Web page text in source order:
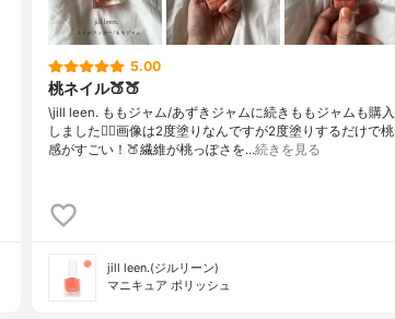
5.00
桃ネイル🍑🍑
\jill leen. ももジャム/あずきジャムに続きももジャムも購入
しました❤️‍🔥画像は2度塗りなんですが2度塗りするだけで桃
感がすごい！🍑繊維が桃っぽさを…続きを見る
jill leen.(ジルリーン)
マニキュア ポリッシュ